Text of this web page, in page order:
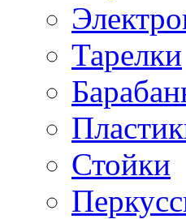
Тарелки
Стойки